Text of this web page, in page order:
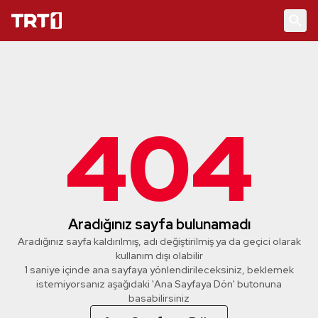
404
Aradığınız sayfa bulunamadı
Aradığınız sayfa kaldırılmış, adı değiştirilmiş ya da geçici olarak
kullanım dışı olabilir
0 saniye içinde ana sayfaya yönlendirileceksiniz, beklemek
istemiyorsanız aşağıdaki 'Ana Sayfaya Dön' butonuna
basabilirsiniz